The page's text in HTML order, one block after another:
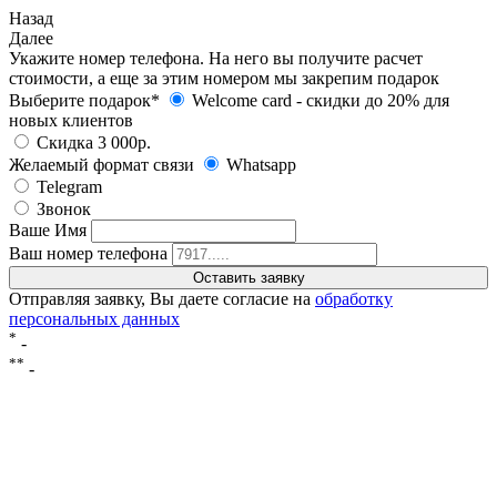
Назад
Далее
Укажите номер телефона. На него вы получите расчет
стоимости, а еще за этим номером мы закрепим подарок
Выберите подарок*
Welcome card - cкидки до 20% для
новых клиентов
Скидка 3 000р.
Желаемый формат связи
Whatsapp
Telegram
Звонок
Ваше Имя
Ваш номер телефона
Отправляя заявку, Вы даете согласие на обработку
персональных данных
* -
** -